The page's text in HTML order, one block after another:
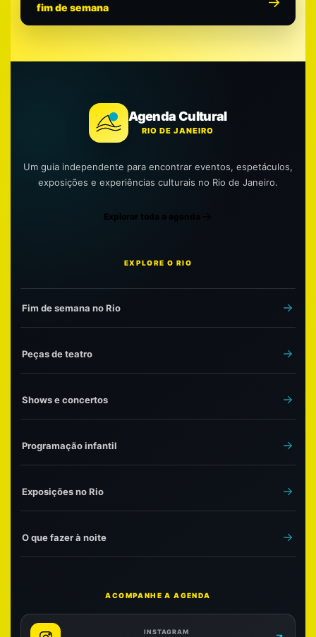
fim de semana
Agenda Cultural
RIO DE JANEIRO
Um guia independente para encontrar eventos, espetáculos,
exposições e experiências culturais no Rio de Janeiro.
Explorar toda a agenda
EXPLORE O RIO
Fim de semana no Rio
Peças de teatro
Shows e concertos
Programação infantil
Exposições no Rio
O que fazer à noite
ACOMPANHE A AGENDA
INSTAGRAM